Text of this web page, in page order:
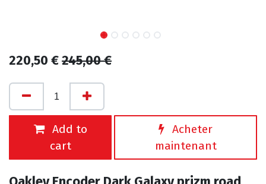
220,50 €245,00€
Add to
cart
Acheter
maintenant